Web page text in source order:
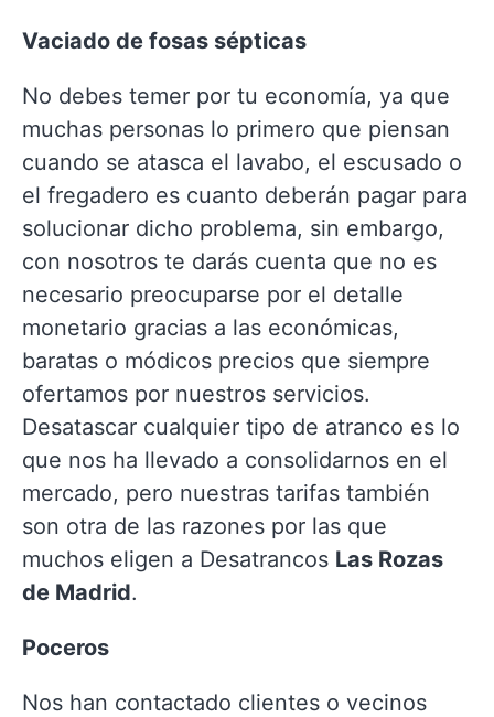
Vaciado de fosas sépticas
No debes temer por tu economía, ya que
muchas personas lo primero que piensan
cuando se atasca el lavabo, el escusado o
el fregadero es cuanto deberán pagar para
solucionar dicho problema, sin embargo,
con nosotros te darás cuenta que no es
necesario preocuparse por el detalle
monetario gracias a las económicas,
baratas o módicos precios que siempre
ofertamos por nuestros servicios.
Desatascar cualquier tipo de atranco es lo
que nos ha llevado a consolidarnos en el
mercado, pero nuestras tarifas también
son otra de las razones por las que
muchos eligen a Desatrancos Las Rozas
de Madrid.
Poceros
Nos han contactado clientes o vecinos